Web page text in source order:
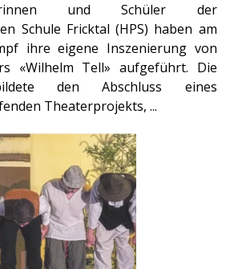
und Schüler der
Schule Fricktal (HPS) haben am
ihre eigene Inszenierung von
«Wilhelm Tell» aufgeführt. Die
den Abschluss eines
Theaterprojekts, ...